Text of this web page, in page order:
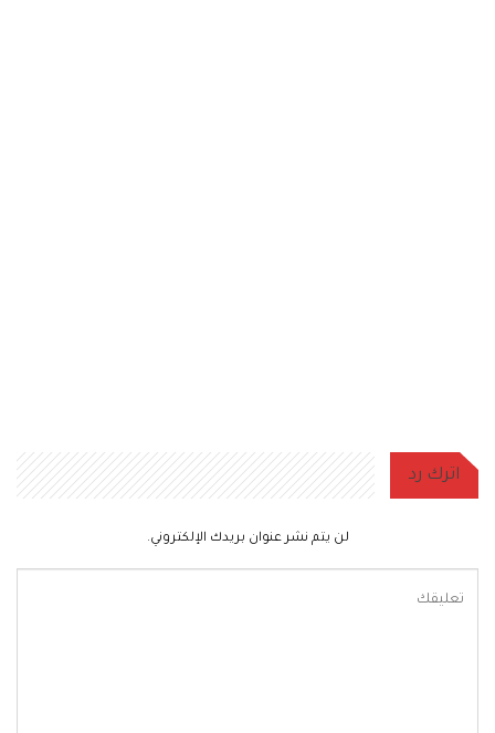
اترك رد
لن يتم نشر عنوان بريدك الإلكتروني.